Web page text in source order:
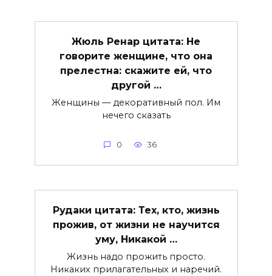
Жюль Ренар цитата: Не
говорите женщине, что она
прелестна: скажите ей, что
другой …
Женщины — декоративный пол. Им
нечего сказать
0 36
Рудаки цитата: Тех, кто, жизнь
прожив, от жизни не научится
уму, Никакой …
Жизнь надо прожить просто.
Никаких прилагательных и наречий.